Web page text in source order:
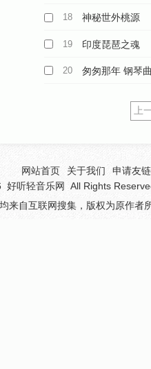
18 神秘世外桃源
19 印度琵琶之魂
20 匆匆那年 钢琴
上
网站首页 关于我们
申请友
好听轻音乐网
All Rights
来自互联网搜集，版权为原作者